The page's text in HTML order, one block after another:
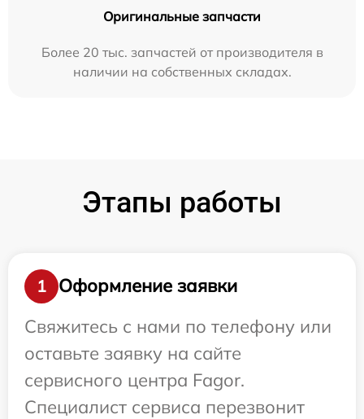
Оригинальные запчасти
Более 20 тыс. запчастей от производителя в
наличии на собственных складах.
Этапы работы
1
Оформление заявки
Свяжитесь с нами по телефону или
оставьте заявку на сайте
сервисного центра Fagor.
Специалист сервиса перезвонит